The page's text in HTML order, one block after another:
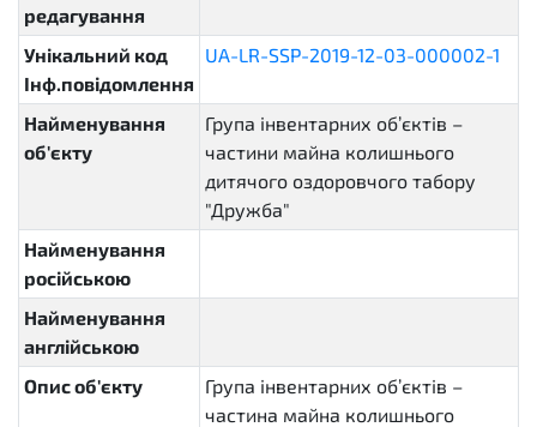
редагування
Унікальний код
Інф.повідомлення
UA-LR-SSP-2019-12-03-000002-1
Найменування
об'єкту
Група інвентарних об’єктів –
частини майна колишнього
дитячого оздоровчого табору
"Дружба"
Найменування
російською
Найменування
англійською
Опис об'єкту
Група інвентарних об’єктів –
частина майна колишнього